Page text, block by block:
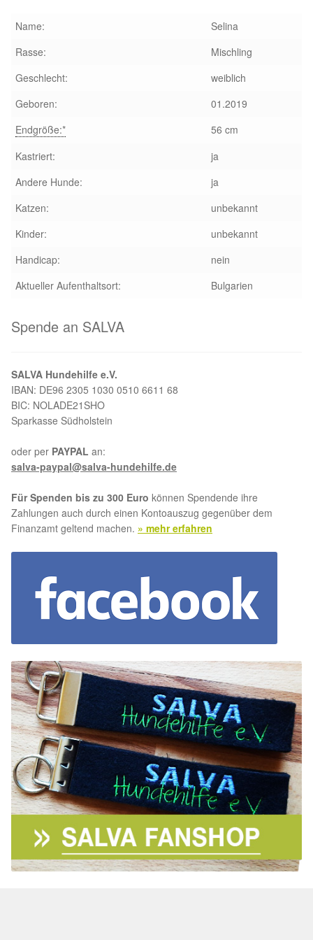
Regenbogenbrücke
SALVA News
Reiseberichte
Kreativprojekte
Unsere Partnertierheime
Updates „Hilfe La Linea“
Partnertierheim in Bulgarien
Partnertierheim in Polen
Name:
Selina
Rasse:
Mischling
Geschlecht:
weiblich
Geboren:
01.2019
Endgröße:*
56 cm
Kastriert:
ja
Andere Hunde:
ja
Katzen:
unbekannt
Kinder:
unbekannt
Handicap:
nein
Aktueller Aufenthaltsort:
Bulgarien
Spende an SALVA
SALVA Hundehilfe e.V.
IBAN: DE96 2305 1030 0510 6611 68
BIC: NOLADE21SHO
Sparkasse Südholstein
oder per PAYPAL an:
salva-paypal@salva-hundehilfe.de
Für Spenden bis zu 300 Euro können Spendende ihre
Zahlungen auch durch einen Kontoauszug gegenüber dem
Finanzamt geltend machen. » mehr erfahren